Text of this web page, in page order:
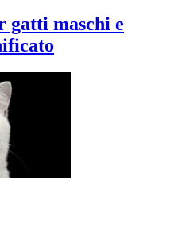
gatti maschi e